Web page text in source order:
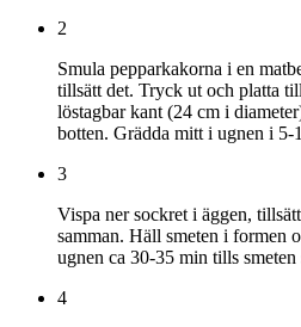
2
Smula pepparkakorna i en
tillsätt det. Tryck ut och platta
löstagbar kant (24 cm i
botten. Grädda mitt i ugnen i 5-
3
Vispa ner sockret i äggen,
samman. Häll smeten i formen
ugnen ca 30-35 min tills smeten
4